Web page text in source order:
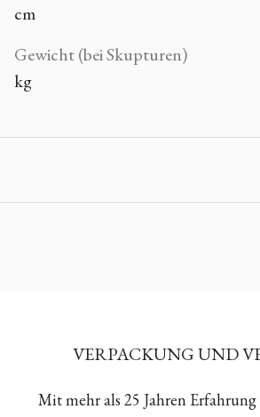
cm
Gewicht (bei Skupturen)
kg
VERPACKUNG UND
Mit mehr als 25 Jahren